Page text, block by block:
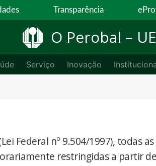
Transparência
O Perobal –
Serviço Inovação
Federal nº 9.504/1997), todas
restringidas a partir